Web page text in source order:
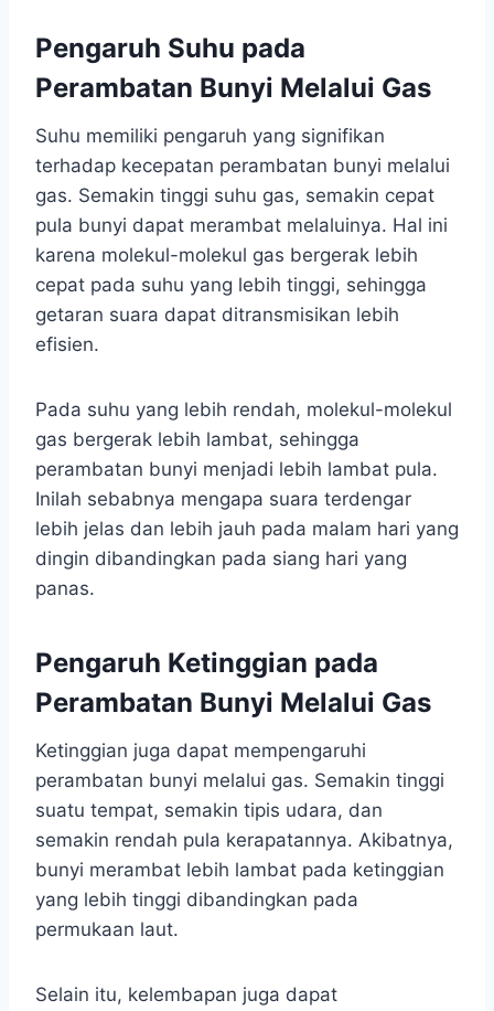
Pengaruh Suhu pada
Perambatan Bunyi Melalui Gas
Suhu memiliki pengaruh yang signifikan
terhadap kecepatan perambatan bunyi melalui
gas. Semakin tinggi suhu gas, semakin cepat
pula bunyi dapat merambat melaluinya. Hal ini
karena molekul-molekul gas bergerak lebih
cepat pada suhu yang lebih tinggi, sehingga
getaran suara dapat ditransmisikan lebih
efisien.
Pada suhu yang lebih rendah, molekul-molekul
gas bergerak lebih lambat, sehingga
perambatan bunyi menjadi lebih lambat pula.
Inilah sebabnya mengapa suara terdengar
lebih jelas dan lebih jauh pada malam hari yang
dingin dibandingkan pada siang hari yang
panas.
Pengaruh Ketinggian pada
Perambatan Bunyi Melalui Gas
Ketinggian juga dapat mempengaruhi
perambatan bunyi melalui gas. Semakin tinggi
suatu tempat, semakin tipis udara, dan
semakin rendah pula kerapatannya. Akibatnya,
bunyi merambat lebih lambat pada ketinggian
yang lebih tinggi dibandingkan pada
permukaan laut.
Selain itu, kelembapan juga dapat